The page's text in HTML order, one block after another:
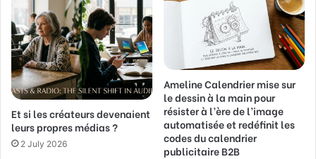
a
i
l
a
d
d
r
e
s
Et si les créateurs devenaient
leurs propres médias ?
2 July 2026
Ameline Calendrier mise sur
le dessin à la main pour
résister à l’ère de l’image
automatisée et redéfinit les
codes du calendrier
publicitaire B2B